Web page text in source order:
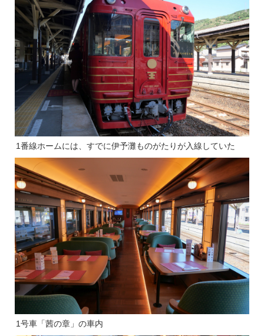
1番線ホームには、すでに伊予灘ものがたりが入線していた
1号車「茜の章」の車内